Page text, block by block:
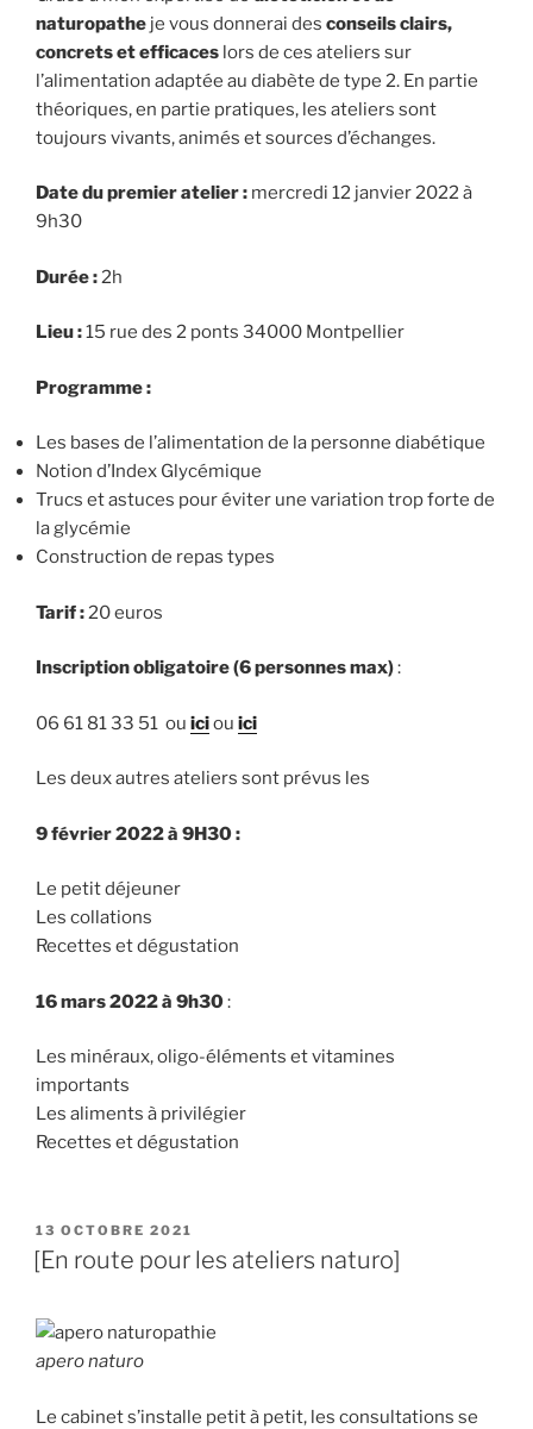
naturopathe je vous donnerai des conseils clairs,
concrets et efficaces lors de ces ateliers sur
l’alimentation adaptée au diabète de type 2. En partie
théoriques, en partie pratiques, les ateliers sont
toujours vivants, animés et sources d’échanges.
Date du premier atelier : mercredi 12 janvier 2022 à
9h30
Durée :2h
Lieu :15 rue des 2 ponts 34000 Montpellier
Programme :
Les bases de l’alimentation de la personne diabétique
Notion d’Index Glycémique
Trucs et astuces pour éviter une variation trop forte de
la glycémie
Construction de repas types
Tarif :20 euros
Inscription obligatoire (6 personnes max):
06 61 81 33 51 ou iciou ici
Les deux autres ateliers sont prévus les
9 février 2022 à 9H30 :
Le petit déjeuner
Les collations
Recettes et dégustation
16 mars 2022 à 9h30:
Les minéraux, oligo-éléments et vitamines
importants
Les aliments à privilégier
Recettes et dégustation
PUBLIÉ
LE
13 OCTOBRE 2021
[En route pour les ateliers naturo]
apero naturo
Le cabinet s’installe petit à petit, les consultations se